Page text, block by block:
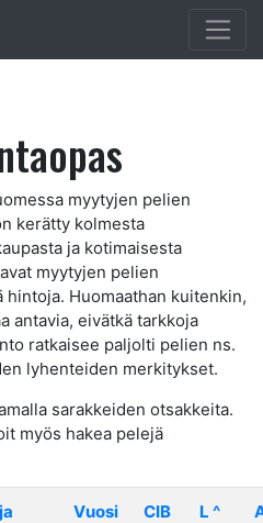
myytyjen pelien
kerätty kolmesta
ja kotimaisesta
myytyjen pelien
Huomaathan kuitenkin,
antavia, eivätkä tarkkoja
ratkaisee paljolti pelien ns.
lyhenteiden merkitykset.
sarakkeiden otsakkeita.
myös hakea pelejä
Vuosi
CIB
L^